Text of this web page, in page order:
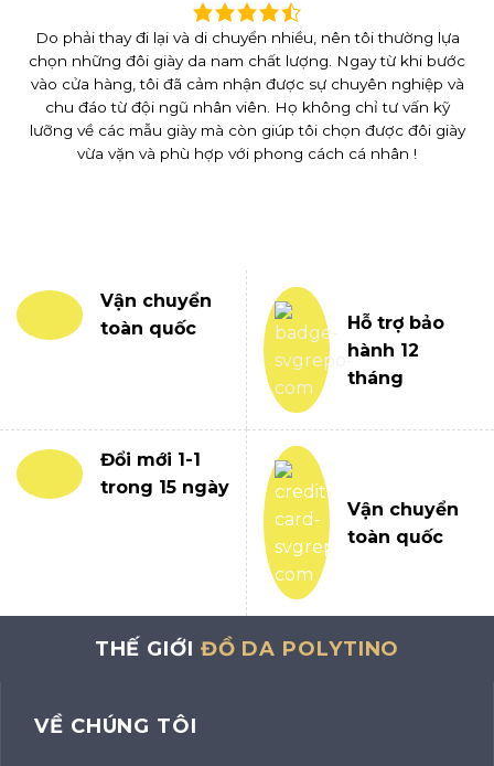
Do phải thay đi lại và di chuyển nhiều, nên tôi thường lựa
chọn những đôi giày da nam chất lượng. Ngay từ khi bước
vào cửa hàng, tôi đã cảm nhận được sự chuyên nghiệp và
chu đáo từ đội ngũ nhân viên. Họ không chỉ tư vấn kỹ
lưỡng về các mẫu giày mà còn giúp tôi chọn được đôi giày
vừa vặn và phù hợp với phong cách cá nhân !
Vận chuyển
toàn quốc
Hỗ trợ bảo
hành 12
tháng
Đổi mới 1-1
trong 15 ngày
Vận chuyển
toàn quốc
THẾ GIỚI ĐỒ DA POLYTINO
VỀ CHÚNG TÔI